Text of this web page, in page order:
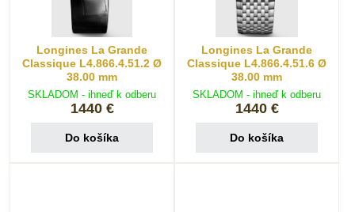
Longines La Grande
Classique L4.866.4.51.2 Ø
38.00 mm
SKLADOM - ihneď k odberu
1440 €
Do košíka
Longines La Grande
Classique L4.866.4.51.6 Ø
38.00 mm
SKLADOM - ihneď k odberu
1440 €
Do košíka